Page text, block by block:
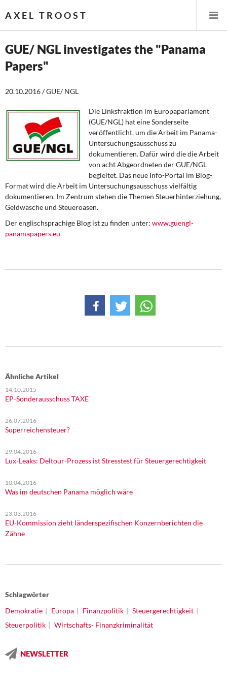
AXEL TROOST
Startseite
Themen
Leitlinien linker Wirtschafts- und Finanzpolitik
Wirtschaftspolitik
Steuer- und Finanzpolitik
Öffentliche Infrastruktur und Daseinsvorsorge
Eurokrise und Griechenland
DIE LINKE
Institut Solidarische Moderne
Kontakt
GUE/ NGL investigates the "Panama
Papers"
20.10.2016 / GUE/ NGL
Die Linksfraktion im Europaparlament
(GUE/NGL) hat eine Sonderseite
veröffentlicht, um die Arbeit im Panama-
Untersuchungsausschuss zu
dokumentieren. Dafür wird die die Arbeit
von acht Abgeordneten der GUE/NGL
begleitet. Das neue Info-Portal im Blog-
Format wird die Arbeit im Untersuchungsausschuss vielfältig
dokumentieren. Im Zentrum stehen die Themen Steuerhinterziehung,
Geldwäsche und Steueroasen.
Der englischsprachige Blog ist zu finden unter: www.guengl-
panamapapers.eu
Ähnliche Artikel
14.10.2015
EP-Sonderausschuss TAXE
26.07.2016
Superreichensteuer?
29.04.2016
Lux-Leaks: Deltour-Prozess ist Stresstest für Steuergerechtigkeit
10.04.2016
Was im deutschen Panama möglich wäre
23.03.2016
EU-Kommission zieht länderspezifischen Konzernberichten die
Zähne
Schlagwörter
Demokratie
Europa Finanzpolitik
Steuergerechtigkeit
Steuerpolitik
Wirtschafts- Finanzkriminalität
NEWSLETTER